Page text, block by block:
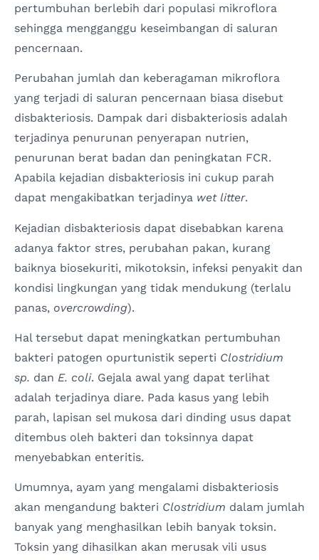
pertumbuhan berlebih dari populasi mikroflora
sehingga mengganggu keseimbangan di saluran
pencernaan.
Perubahan jumlah dan keberagaman mikroflora
yang terjadi di saluran pencernaan biasa disebut
disbakteriosis. Dampak dari disbakteriosis adalah
terjadinya penurunan penyerapan nutrien,
penurunan berat badan dan peningkatan FCR.
Apabila kejadian disbakteriosis ini cukup parah
dapat mengakibatkan terjadinya wet litter.
Kejadian disbakteriosis dapat disebabkan karena
adanya faktor stres, perubahan pakan, kurang
baiknya biosekuriti, mikotoksin, infeksi penyakit dan
kondisi lingkungan yang tidak mendukung (terlalu
panas, overcrowding).
Hal tersebut dapat meningkatkan pertumbuhan
bakteri patogen opurtunistik seperti Clostridium
sp. dan E. coli. Gejala awal yang dapat terlihat
adalah terjadinya diare. Pada kasus yang lebih
parah, lapisan sel mukosa dari dinding usus dapat
ditembus oleh bakteri dan toksinnya dapat
menyebabkan enteritis.
Umumnya, ayam yang mengalami disbakteriosis
akan mengandung bakteri Clostridium dalam jumlah
banyak yang menghasilkan lebih banyak toksin.
Toksin yang dihasilkan akan merusak vili usus